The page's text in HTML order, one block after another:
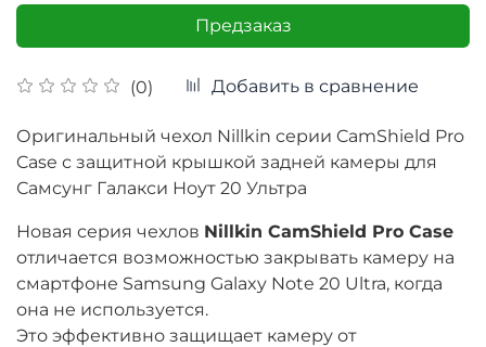
(0) Добавить в сравнение
Предзаказ
Оригинальный чехол Nillkin серии CamShield Pro
Case с защитной крышкой задней камеры для
Самсунг Галакси Ноут 20 Ультра
Новая серия чехлов Nillkin CamShield Pro Case
отличается возможностью закрывать камеру на
смартфоне Samsung Galaxy Note 20 Ultra, когда
она не используется.
Это эффективно защищает камеру от